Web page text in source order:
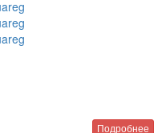
Подробнее